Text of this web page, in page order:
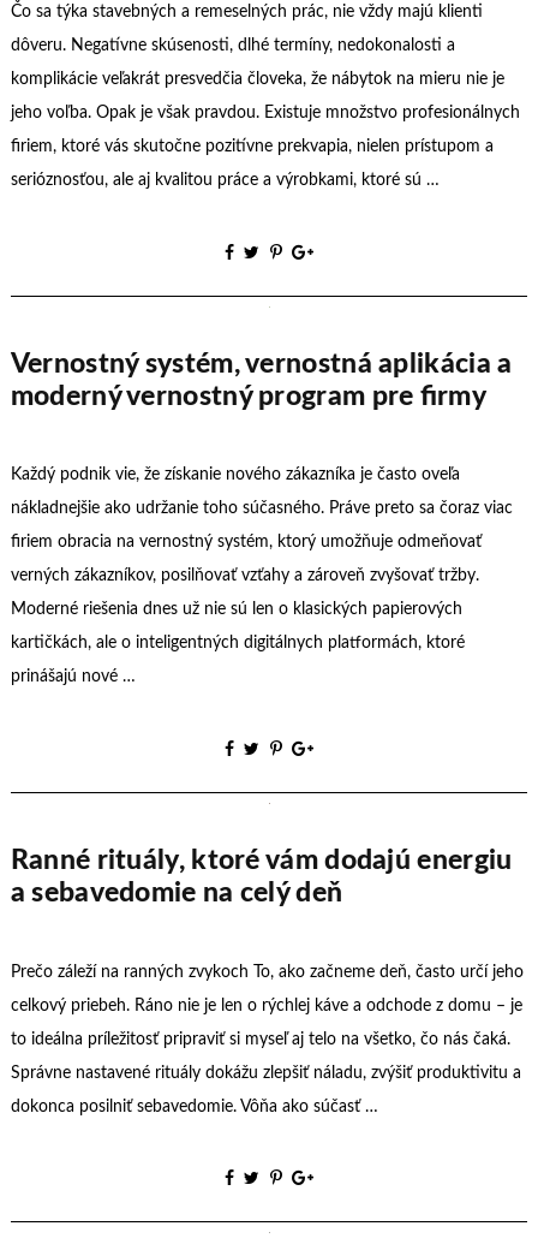
Čo sa týka stavebných a remeselných prác, nie vždy majú klienti
dôveru. Negatívne skúsenosti, dlhé termíny, nedokonalosti a
komplikácie veľakrát presvedčia človeka, že nábytok na mieru nie je
jeho voľba. Opak je však pravdou. Existuje množstvo profesionálnych
firiem, ktoré vás skutočne pozitívne prekvapia, nielen prístupom a
serióznosťou, ale aj kvalitou práce a výrobkami, ktoré sú …
Vernostný systém, vernostná aplikácia a
moderný vernostný program pre firmy
Každý podnik vie, že získanie nového zákazníka je často oveľa
nákladnejšie ako udržanie toho súčasného. Práve preto sa čoraz viac
firiem obracia na vernostný systém, ktorý umožňuje odmeňovať
verných zákazníkov, posilňovať vzťahy a zároveň zvyšovať tržby.
Moderné riešenia dnes už nie sú len o klasických papierových
kartičkách, ale o inteligentných digitálnych platformách, ktoré
prinášajú nové …
Ranné rituály, ktoré vám dodajú energiu
a sebavedomie na celý deň
Prečo záleží na ranných zvykoch To, ako začneme deň, často určí jeho
celkový priebeh. Ráno nie je len o rýchlej káve a odchode z domu – je
to ideálna príležitosť pripraviť si myseľ aj telo na všetko, čo nás čaká.
Správne nastavené rituály dokážu zlepšiť náladu, zvýšiť produktivitu a
dokonca posilniť sebavedomie. Vôňa ako súčasť …